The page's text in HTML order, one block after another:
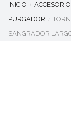
INICIO
PURGADOR
SANGRADOR